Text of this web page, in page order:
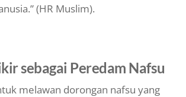
(HR Muslim).
sebagai Peredam Nafsu
melawan dorongan nafsu yang